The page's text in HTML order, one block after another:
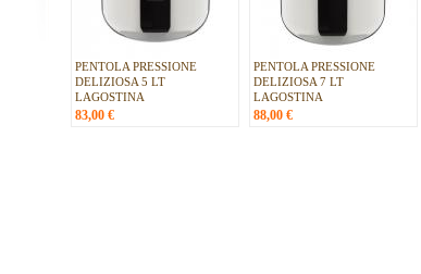
PENTOLA PRESSIONE
DELIZIOSA 5 LT
LAGOSTINA
83,00 €
PENTOLA PRESSIONE
DELIZIOSA 7 LT
LAGOSTINA
88,00 €